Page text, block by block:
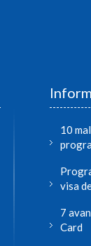
10
visa
7
Card